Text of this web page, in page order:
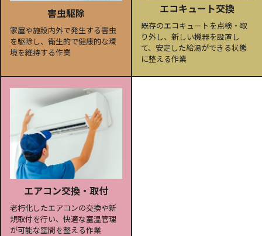
害虫駆除
家屋や施設内外で発生する害虫
を駆除し、衛生的で健康的な環
境を維持する作業
エコキュート交換
既存のエコキュートを点検・取
り外し、新しい機器を設置し
て、安定した給湯ができる状態
に整える作業
エアコン交換・取付
老朽化したエアコンの交換や新
規取付を行い、快適な室温管理
が可能な空間を整える作業